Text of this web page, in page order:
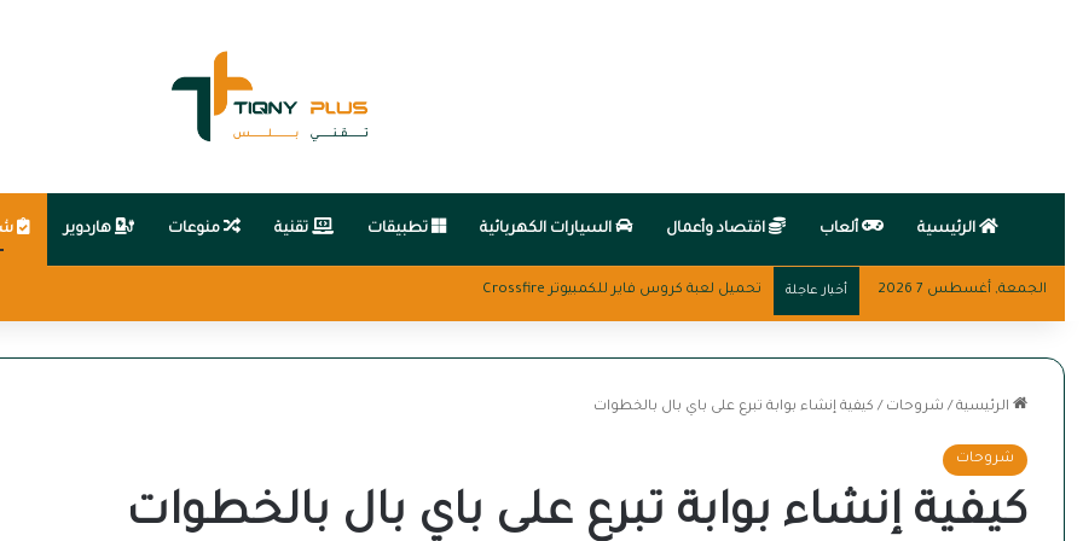
الرئيسية ألعاب اقتصاد وأعمال السيارات الكهربائية تطبيقات تقنية منوعات هاردوير
الجمعة, أغسطس 7 2026 أخبار عاجلة تحميل لعبة كروس فاير للكمبيوتر Crossfire
الرئيسية / شروحات / كيفية إنشاء بوابة تبرع على باي بال بالخطوات
شروحات
كيفية إنشاء بوابة تبرع على باي بال بالخطوات